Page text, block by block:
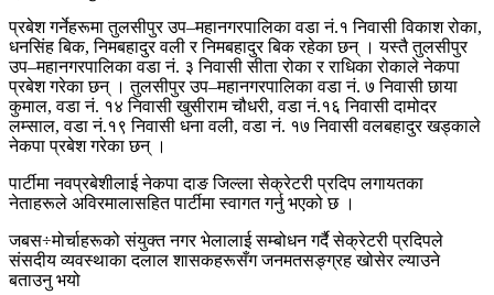
प्रबेश गर्नेहरूमा तुलसीपुर उप–महानगरपालिका वडा नं.१ निवासी विकाश रोका,
धनसिंह बिक, निमबहादुर वली र निमबहादुर बिक रहेका छन् । यस्तै तुलसीपुर
उप–महानगरपालिका वडा नं. ३ निवासी सीता रोका र राधिका रोकाले नेकपा
प्रबेश गरेका छन् । तुलसीपुर उप–महानगरपालिका वडा नं. ७ निवासी छाया
कुमाल, वडा नं. १४ निवासी खुसीराम चौधरी, वडा नं.१६ निवासी दामोदर
लम्साल, वडा नं.१९ निवासी धना वली, वडा नं. १७ निवासी वलबहादुर खड्काले
नेकपा प्रबेश गरेका छन् ।
पार्टीमा नवप्रबेशीलाई नेकपा दाङ जिल्ला सेक्रेटरी प्रदिप लगायतका
नेताहरूले अविरमालासहित पार्टीमा स्वागत गर्नु भएको छ ।
जबस÷मोर्चाहरूको संयुक्त नगर भेलालाई सम्बोधन गर्दै सेक्रेटरी प्रदिपले
संसदीय व्यवस्थाका दलाल शासकहरूसँग जनमतसङ्ग्रह खोसेर ल्याउने
बताउनु भयो